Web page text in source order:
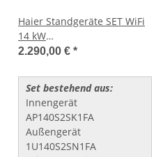
Haier Standgeräte SET WiFi
14 kW
2.290,00 € *
Set bestehend aus:
Innengerät
AP140S2SK1FA
Außengerät
1U140S2SN1FA